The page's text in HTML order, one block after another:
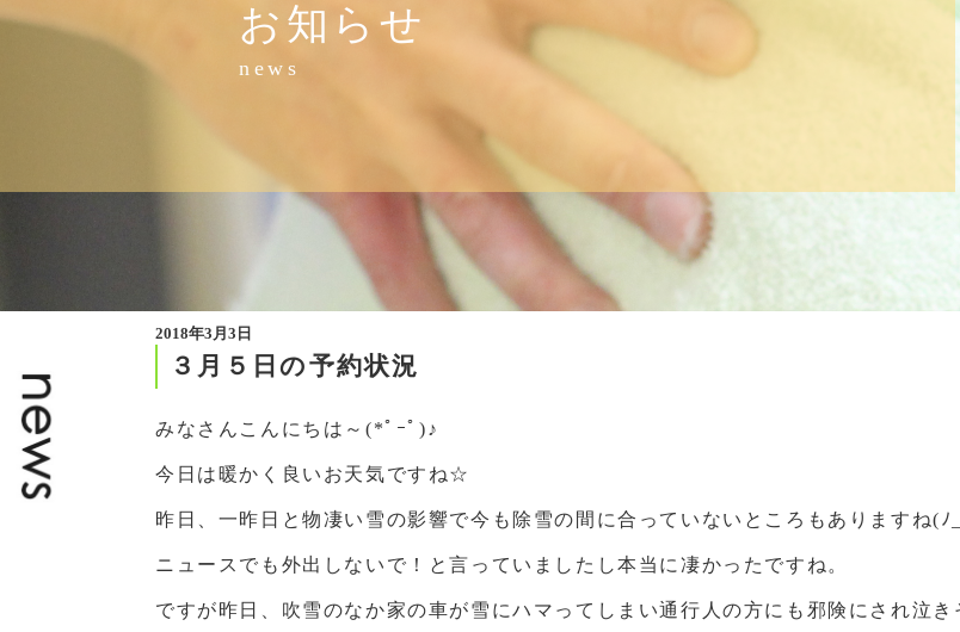
お知らせ
news
2018年3月3日
３月５日の予約状況
みなさんこんにちは～(*ﾟｰﾟ)♪
今日は暖かく良いお天気ですね☆
昨日、一昨日と物凄い雪の影響で今も除雪の間に合っていないところもありますね(ﾉ
ニュースでも外出しないで！と言っていましたし本当に凄かったですね。
ですが昨日、吹雪のなか家の車が雪にハマってしまい通行人の方にも邪険にされ泣